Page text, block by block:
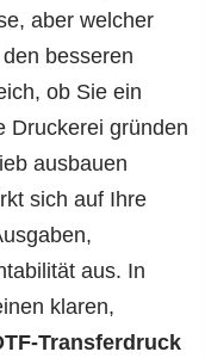
aber welcher
besseren
ob Sie ein
Druckerei gründen
ausbauen
sich auf Ihre
aus. In
klaren,
Transferdruck